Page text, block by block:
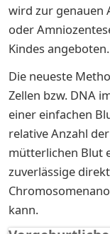
wird zur genauen
oder
Kindes angeboten.
Die neueste
Zellen bzw. DNA
einer einfachen
relative Anzahl
mütterlichen Blut
zuverlässige
kann.